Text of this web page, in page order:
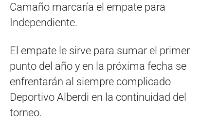
Camaño marcaría el empate para
Independiente.
El empate le sirve para sumar el primer
punto del año y en la próxima fecha se
enfrentarán al siempre complicado
Deportivo Alberdi en la continuidad del
torneo.